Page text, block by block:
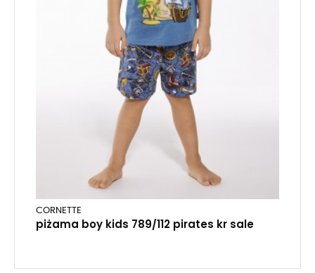
CORNETTE
piżama boy kids 789/112 pirates kr sale